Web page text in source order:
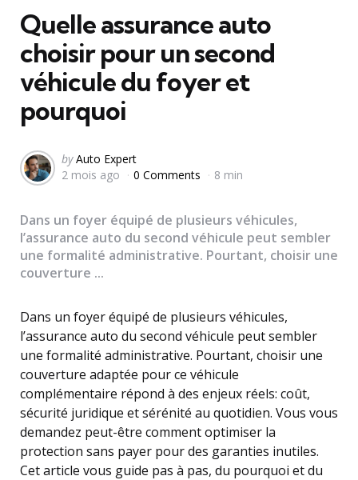
Quelle assurance auto
choisir pour un second
véhicule du foyer et
pourquoi
Posted
by
by Auto Expert
2 mois ago
0 Comments 8 min
Dans un foyer équipé de plusieurs véhicules,
l’assurance auto du second véhicule peut sembler
une formalité administrative. Pourtant, choisir une
couverture ...
Dans un foyer équipé de plusieurs véhicules,
l’assurance auto du second véhicule peut sembler
une formalité administrative. Pourtant, choisir une
couverture adaptée pour ce véhicule
complémentaire répond à des enjeux réels: coût,
sécurité juridique et sérénité au quotidien. Vous vous
demandez peut-être comment optimiser la
protection sans payer pour des garanties inutiles.
Cet article vous guide pas à pas, du pourquoi et du